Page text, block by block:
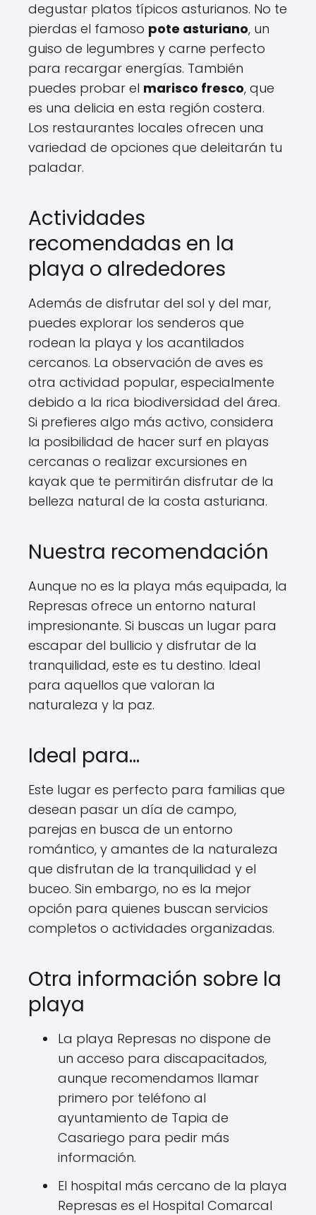
degustar platos típicos asturianos. No te
pierdas el famoso pote asturiano, un
guiso de legumbres y carne perfecto
para recargar energías. También
puedes probar el marisco fresco, que
es una delicia en esta región costera.
Los restaurantes locales ofrecen una
variedad de opciones que deleitarán tu
paladar.
Actividades
recomendadas en la
playa o alrededores
Además de disfrutar del sol y del mar,
puedes explorar los senderos que
rodean la playa y los acantilados
cercanos. La observación de aves es
otra actividad popular, especialmente
debido a la rica biodiversidad del área.
Si prefieres algo más activo, considera
la posibilidad de hacer surf en playas
cercanas o realizar excursiones en
kayak que te permitirán disfrutar de la
belleza natural de la costa asturiana.
Nuestra recomendación
Aunque no es la playa más equipada, la
Represas ofrece un entorno natural
impresionante. Si buscas un lugar para
escapar del bullicio y disfrutar de la
tranquilidad, este es tu destino. Ideal
para aquellos que valoran la
naturaleza y la paz.
Ideal para…
Este lugar es perfecto para familias que
desean pasar un día de campo,
parejas en busca de un entorno
romántico, y amantes de la naturaleza
que disfrutan de la tranquilidad y el
buceo. Sin embargo, no es la mejor
opción para quienes buscan servicios
completos o actividades organizadas.
Otra información sobre la
playa
La playa Represas no dispone de
un acceso para discapacitados,
aunque recomendamos llamar
primero por teléfono al
ayuntamiento de Tapia de
Casariego para pedir más
información.
El hospital más cercano de la playa
Represas es el Hospital Comarcal